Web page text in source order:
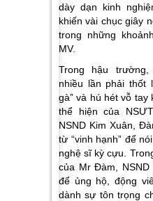
dày dạn kinh
khiến vài chục giây
trong những
MV.
Trong hậu
nhiều lần phải thốt
gà” và hú hét vỗ tay
thể hiện của
NSND Kim Xuân,
từ “vinh hạnh” để
nghệ sĩ kỳ cựu.
của Mr Đàm,
để ủng hộ, động
dành sự tôn trọng